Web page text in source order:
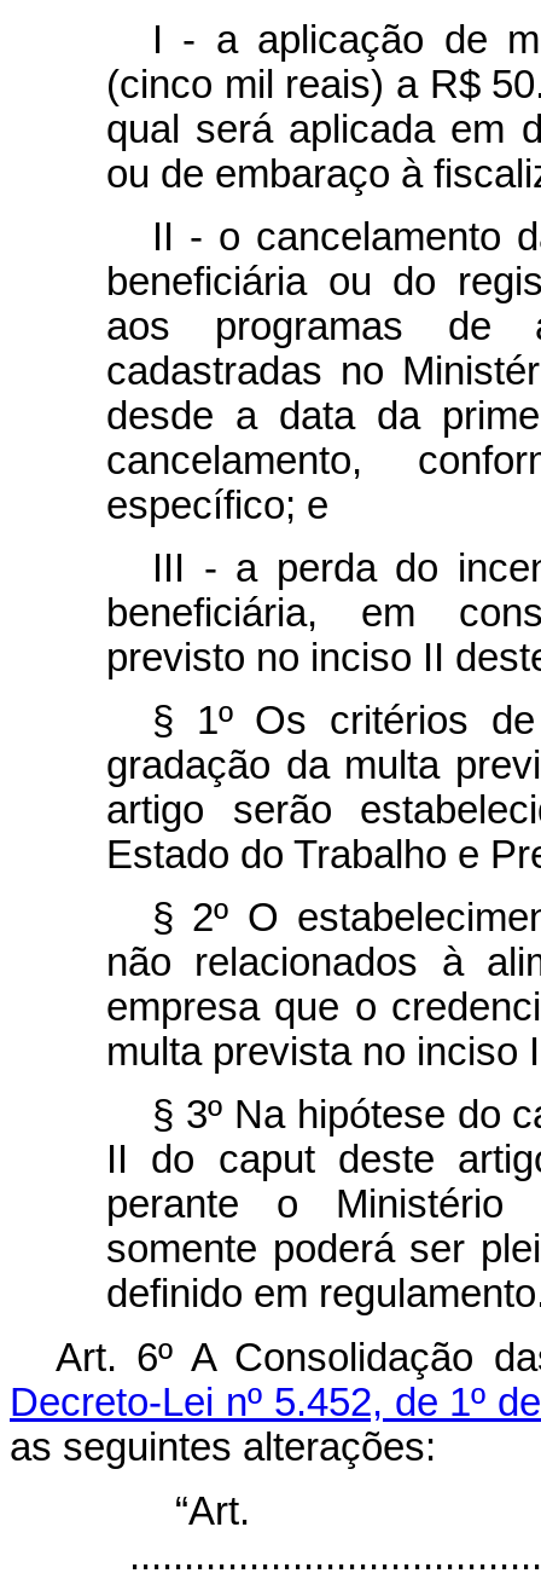
I - a aplicação de
(cinco mil reais) a R$
qual será aplicada em
ou de embaraço à
II - o cancelamento
beneficiária ou do
aos programas de
cadastradas no
desde a data da
cancelamento,
específico; e
III - a perda do
beneficiária, em
previsto no inciso II
§ 1º Os critérios
gradação da multa
artigo serão
Estado do Trabalho e
§ 2º O
não relacionados à
empresa que o
multa prevista no inciso
§ 3º Na hipótese do
II do caputdeste
perante o Ministério
somente poderá ser
definido em
Art. 6º A Consolidação
Decreto-Lei nº 5.452, de 1º
as seguintes alterações: